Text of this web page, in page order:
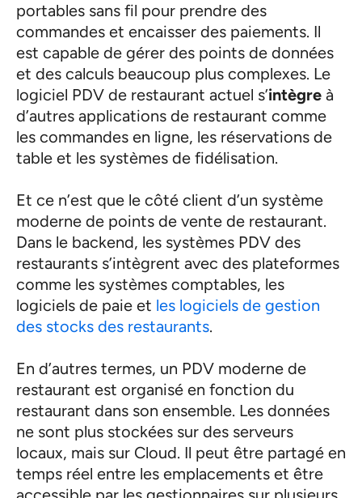
portables sans fil pour prendre des
commandes et encaisser des paiements. Il
est capable de gérer des points de données
et des calculs beaucoup plus complexes. Le
logiciel PDV de restaurant actuel s’intègre à
d’autres applications de restaurant comme
les commandes en ligne, les réservations de
table et les systèmes de fidélisation.
Et ce n’est que le côté client d’un système
moderne de points de vente de restaurant.
Dans le backend, les systèmes PDV des
restaurants s’intègrent avec des plateformes
comme les systèmes comptables, les
logiciels de paie et les logiciels de gestion
des stocks des restaurants.
En d’autres termes, un PDV moderne de
restaurant est organisé en fonction du
restaurant dans son ensemble. Les données
ne sont plus stockées sur des serveurs
locaux, mais sur Cloud. Il peut être partagé en
temps réel entre les emplacements et être